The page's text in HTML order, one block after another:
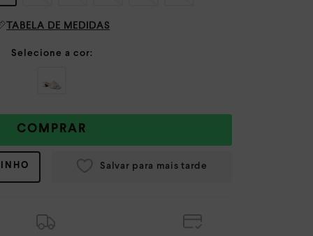
TABELA DE MEDIDAS
COMPRAR